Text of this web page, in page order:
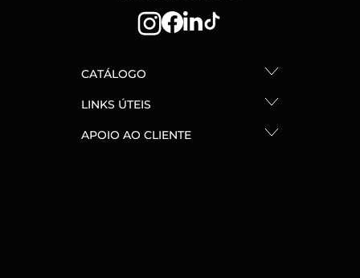
CATÁLOGO
LINKS ÚTEIS
APOIO AO CLIENTE